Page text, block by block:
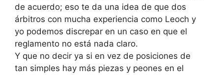
de acuerdo; eso te da una idea de que dos
árbitros con mucha experiencia como Leoch y
yo podemos discrepar en un caso en que el
reglamento no está nada claro.
Y que no decir ya si en vez de posiciones de
tan simples hay más piezas y peones en el